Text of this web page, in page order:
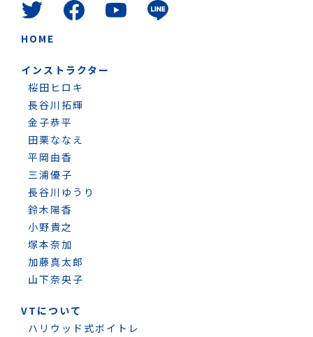
HOME
インストラクター
桜田ヒロキ
長谷川拓輝
金子恭平
田栗ななえ
平岡由香
三浦優子
長谷川ゆうり
鈴木陽香
小野貴之
塚本奈加
加藤真太郎
山下奈央子
VTについて
ハリウッド式ボイトレ